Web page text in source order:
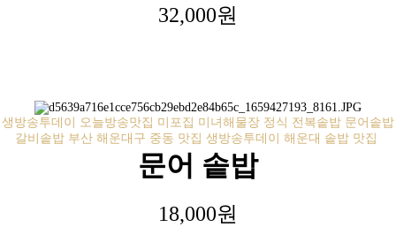
32,000원
생방송투데이 오늘방송맛집 미포집 미녀해물장 정식 전복솥밥 문어솥밥
갈비솥밥 부산 해운대구 중동 맛집 생방송투데이 해운대 솥밥 맛집
문어 솥밥
18,000원